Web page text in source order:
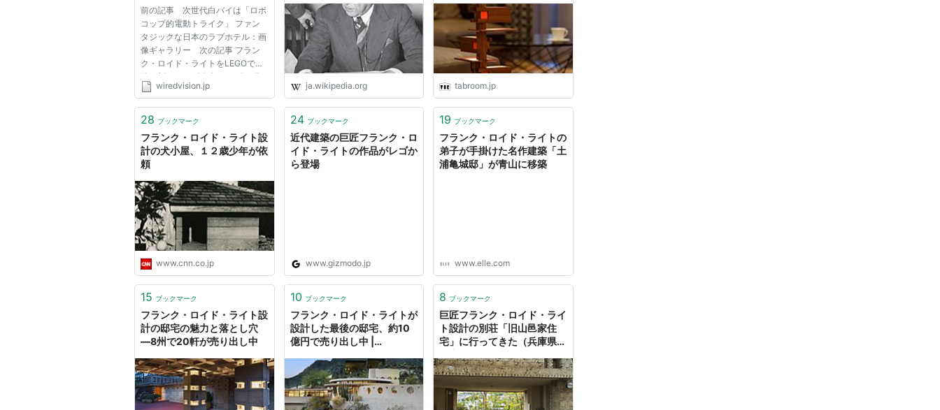
さらに時代がくだって大恐慌後、ニューディール時代にはユーソニアン住宅と呼ばれる
木造や煉瓦造の住宅にライトは回帰してくる。これらの住宅は「ブロードエーカー・シ
ティ」と呼ばれる理想郷の考えとセットになったもので、基本的にはローコスト住宅や
ミドルクラスのための住宅を主としていた。また「そこでは人は生まれながらにして1
エーカーの土地を与えられる」とするブロードエーカー・シティ構想は、アメリカ超越
主義だけでなく、ピョートル・クロポトキンの影響が見受けられるという。
後期の作品には、ペンシルベニア州ドネガルの落水荘（カウフマン邸）やマンハッタン
のソロモングッゲンハイム美術館などニューヨーク財界からの仕事も含まれ、またこれ
らは代表作の一角をなしている。
生涯で400以上の建物を竣工させ、またライトの事務所からは先述したアントニン・レ
ーモンドの他、ロサンゼルス・モダニズムの中心的建築家の一人となったルドルフ・シ
ンドラーや、東京モダニストの先駆けとなる土浦亀城、短期間の勤務であったがリチャ
ード・ジョセフ・ノイトラ、、そしてオーストラリアの首都キャンベラのマスタープラ
ンを行ったウォルター・バーリー・グリフィンといった建築家を、輩出している。
1910年にドイツ語で出版されたライト作品集、いわゆるヴァスムートポートフォリオ
は、建築家ミース・ファン・デル・ローエに決定的な影響を与えたとされる。
1910年 ロビー邸
1913年 ミッドウェーガーデン
前の記事 次世代白バイは「ロボ
コップ的電動トライク」 ファン
タジックな日本のラブホテル：画
像ギャラリー 次の記事 フラン
ク・ロイド・ライトをLEGOで建
築：新シリーズ発売 2009年5月
22日 Charlie Sorrel デンマークの
態に陥ったが、その後、苦境から
を...
wiredvision.jp ja.wikipedia.org tabroom.jp
28 ブックマーク
フランク・ロイド・ライト設
計の犬小屋、１２歳少年が依
頼
www.cnn.co.jp
24 ブックマーク
近代建築の巨匠フランク・ロ
イド・ライトの作品がレゴか
ら登場
www.gizmodo.jp
19 ブックマーク
フランク・ロイド・ライトの
弟子が手掛けた名作建築「土
浦亀城邸」が青山に移築
www.elle.com
15 ブックマーク
フランク・ロイド・ライト設
計の邸宅の魅力と落とし穴
―8州で20軒が売り出し中
10 ブックマーク
フランク・ロイド・ライトが
設計した最後の邸宅、約10
億円で売り出し中 |
8 ブックマーク
巨匠フランク・ロイド・ライ
ト設計の別荘「旧山邑家住
宅」に行ってきた（兵庫県芦